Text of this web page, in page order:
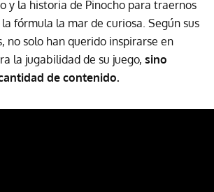
y la historia de Pinocho para traernos
fórmula la mar de curiosa. Según sus
no solo han querido inspirarse en
la jugabilidad de su juego, sino
de contenido.